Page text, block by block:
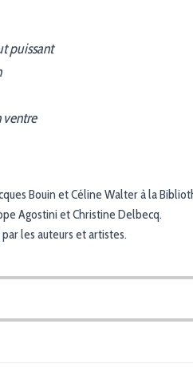
puissant
ventre
Bouin et Céline Walter à la
Agostini et Christine Delbecq.
les auteurs et artistes.